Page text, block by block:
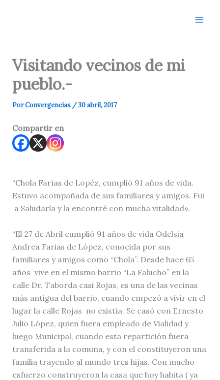
Visitando vecinos de mi
pueblo.-
PorConvergencias /30 abril, 2017
Compartir en
“Chola Farías de Lopéz, cumplió 91 años de vida.
Estuvo acompañada de sus familiares y amigos. Fui
a Saludarla y la encontré con mucha vitalidad».
“El 27 de Abril cumplió 91 años de vida Odelsia
Andrea Farias de López, conocida por sus
familiares y amigos como “Chola”. Desde hace 65
años vive en el mismo barrio “La Falucho” en la
calle Dr. Taborda casi Rojas, es una de las vecinas
más antigua del barrio, cuando empezó a vivir en el
lugar la calle Rojas no existía. Se casó con Ernesto
Julio López, quien fuera empleado de Vialidad y
luego Municipal, cuando esta repartición fuera
transferida a la comuna, y con el constituyeron una
familia trayendo al mundo tres hijas. Con mucho
esfuerzo construyeron la casa que hoy habita ( ya